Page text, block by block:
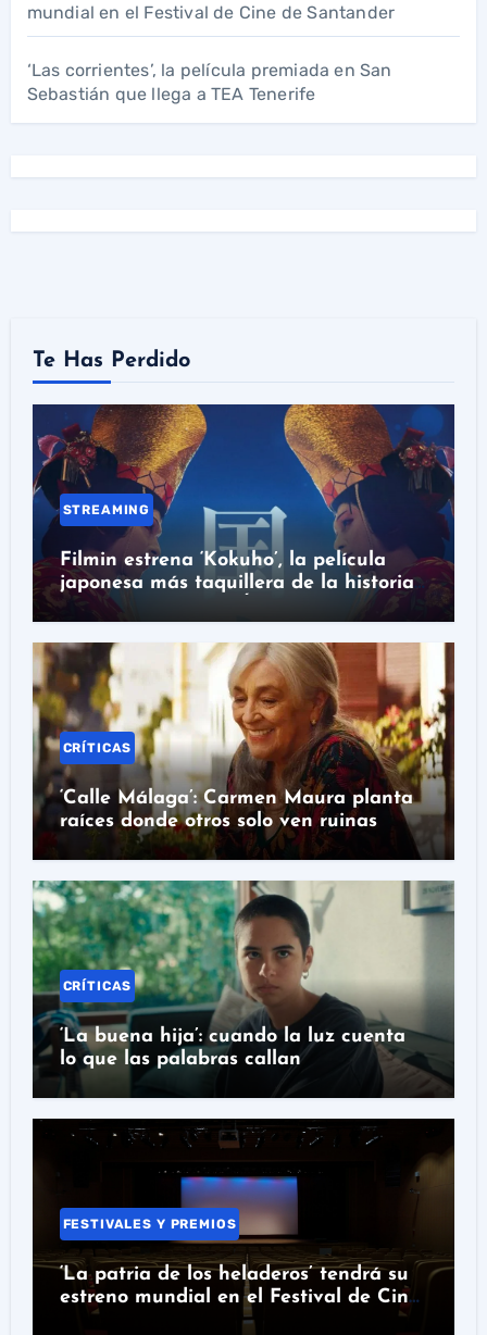
mundial en el Festival de Cine de Santander
‘Las corrientes’, la película premiada en San
Sebastián que llega a TEA Tenerife
Te Has Perdido
STREAMING
Filmin estrena ‘Kokuho’, la película
japonesa más taquillera de la historia
con nominación al Óscar
CRÍTICAS
‘Calle Málaga’: Carmen Maura planta
raíces donde otros solo ven ruinas
CRÍTICAS
‘La buena hija’: cuando la luz cuenta
lo que las palabras callan
FESTIVALES Y PREMIOS
‘La patria de los heladeros’ tendrá su
estreno mundial en el Festival de Cine